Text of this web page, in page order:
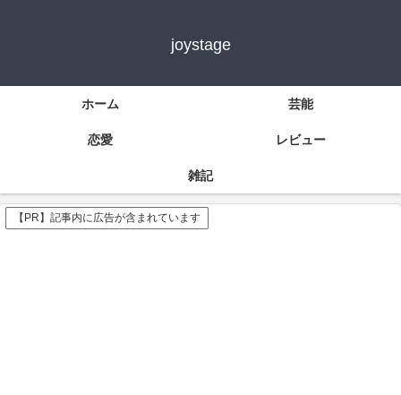
joystage
ホーム 芸能
恋愛 レビュー
雑記
【PR】記事内に広告が含まれています